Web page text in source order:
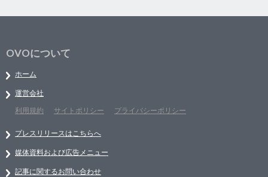
OVOについて
ホーム
運営会社
利用規約
サイトポリシー プライバシーポリシー
プレスリリースはこちらへ
媒体資料および広告メニュー
記事に関するお問い合わせ